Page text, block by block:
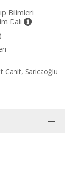
Bilimleri
Dalı
Cahit, Saricaoğlu